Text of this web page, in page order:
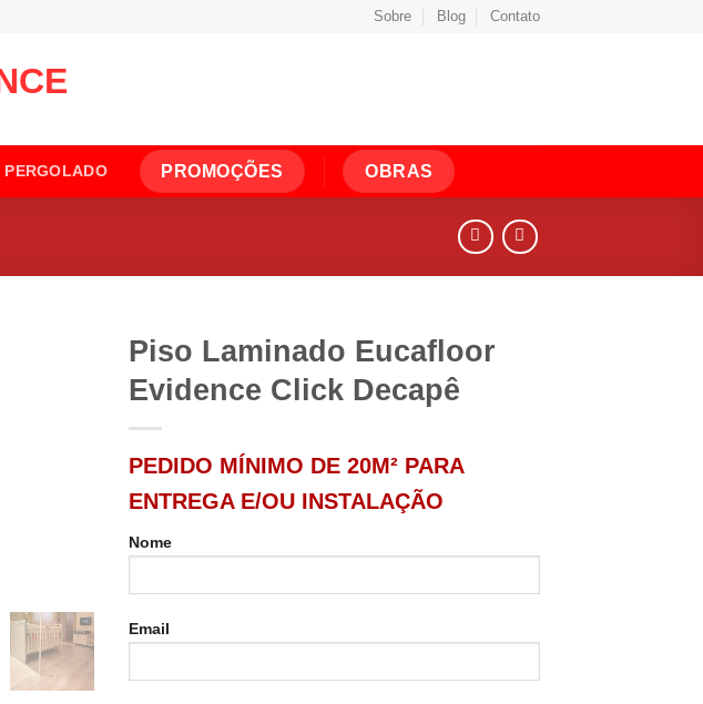
Sobre Blog Contato
PERGOLADO PROMOÇÕES OBRAS
Piso Laminado Eucafloor
Evidence Click Decapê
PEDIDO MÍNIMO DE 20M² PARA
ENTREGA E/OU INSTALAÇÃO
Nome
Email